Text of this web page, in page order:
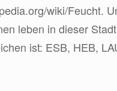
wiki/Feucht.
leben in dieser
ist: ESB, HEB,